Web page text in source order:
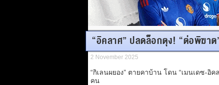
“อิคลาศ” ปลดล็อกตุง! “ต่อพิฆา
2 November 2025
“กิเลนผยอง” ตายคาบ้าน โดน “เมนเดซ-อิ
คน